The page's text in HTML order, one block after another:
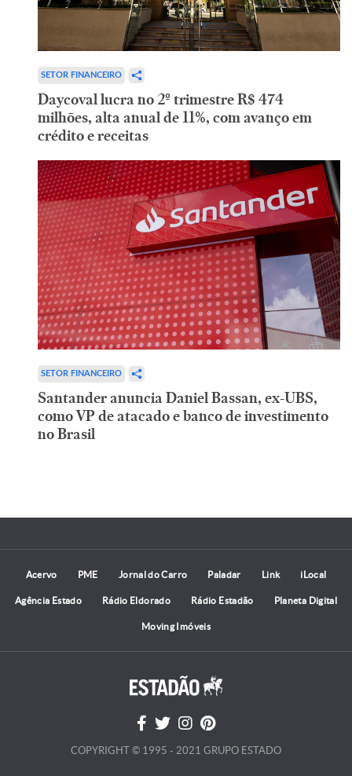
SETOR FINANCEIRO
Daycoval lucra no 2º trimestre R$ 474
milhões, alta anual de 11%, com avanço em
crédito e receitas
SETOR FINANCEIRO
Santander anuncia Daniel Bassan, ex-UBS,
como VP de atacado e banco de investimento
no Brasil
Acervo PME Jornal do Carro Paladar Link iLocal
Agência Estado Rádio Eldorado Rádio Estadão Planeta Digital
Moving Imóveis
COPYRIGHT © 1995 - 2021 GRUPO ESTADO